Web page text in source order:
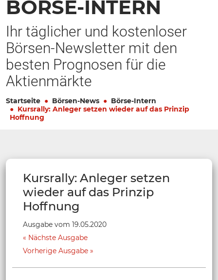
BÖRSE-INTERN
Ihr täglicher und kostenloser
Börsen-Newsletter mit den
besten Prognosen für die
Aktienmärkte
Startseite Börsen-News
Börse-Intern
Kursrally: Anleger setzen wieder auf das Prinzip
Hoffnung
Kursrally: Anleger setzen
wieder auf das Prinzip
Hoffnung
Ausgabe vom 19.05.2020
Nächste Ausgabe
Vorherige Ausgabe